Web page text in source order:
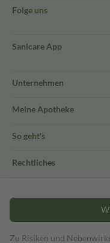
Folge uns
Sanicare App
Unternehmen
Meine Apotheke
So geht's
Rechtliches
Zu Risiken und